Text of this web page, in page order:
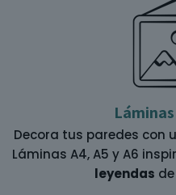
Decora tus paredes con
Láminas A4, A5 y A6
leyendas